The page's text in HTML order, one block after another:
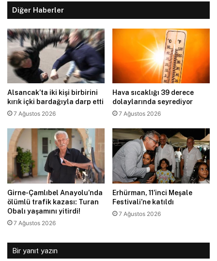
Diğer Haberler
Alsancak’ta iki kişi birbirini
kırık içki bardağıyla darp etti
7 Ağustos 2026
Hava sıcaklığı 39 derece
dolaylarında seyrediyor
7 Ağustos 2026
Girne-Çamlıbel Anayolu’nda
ölümlü trafik kazası: Turan
Obalı yaşamını yitirdi!
7 Ağustos 2026
Erhürman, 11’inci Meşale
Festivali’ne katıldı
7 Ağustos 2026
Bir yanıt yazın